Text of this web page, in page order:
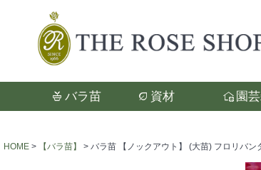
バラ苗 資材 園
検索
HOME 【バラ苗】 バラ苗 【ノックアウト】 (大苗) フロリバ